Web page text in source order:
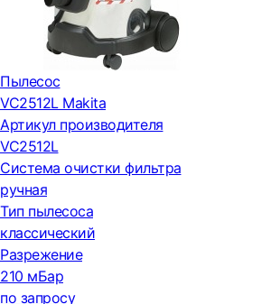
Пылесос
VC2512L Makita
Артикул производителя
VC2512L
Система очистки фильтра
ручная
Тип пылесоса
классический
Разрежение
210 мБар
по запросу